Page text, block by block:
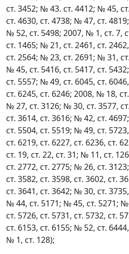
ст. 3452; № 43. ст. 4412; № 45,
ст. 4630, ст. 4738; № 47, ст.
№ 52, ст. 5498; 2007, № 1, ст. 7,
ст. 1465; № 21, ст. 2461, ст.
ст. 2564; № 23, ст. 2691; № 31,
№ 45, ст. 5416, ст. 5417, ст.
ст. 5557; № 49, ст. 6045, ст.
ст. 6245, ст. 6246; 2008, № 18,
№ 27, ст. 3126; № 30, ст. 3577,
ст. 3614, ст. 3616; № 42, ст.
ст. 5504, ст. 5519; № 49, ст.
ст. 6219, ст. 6227, ст. 6236, ст.
ст. 19, ст. 22, ст. 31; № 11, ст.
ст. 2772, ст. 2775; № 26, ст.
ст. 3582, ст. 3598, ст. 3602, ст.
ст. 3641, ст. 3642; № 30, ст.
№ 44, ст. 5171; № 45, ст. 5271; №
ст. 5726, ст. 5731, ст. 5732, ст.
ст. 6153, ст. 6155; № 52, ст.
№ 1, ст. 128);